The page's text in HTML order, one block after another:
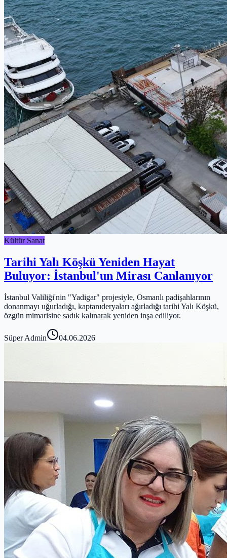
Kültür Sanat
Tarihi Yalı Köşkü Yeniden Hayat
Buluyor: İstanbul'un Mirası Canlanıyor
İstanbul Valiliği'nin "Yadigar" projesiyle, Osmanlı padişahlarının
donanmayı uğurladığı, kaptanıderyaları ağırladığı tarihi Yalı Köşkü,
özgün mimarisine sadık kalınarak yeniden inşa ediliyor.
Süper Admin 04.06.2026